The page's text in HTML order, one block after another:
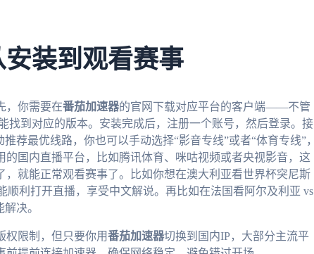
装到观看赛事
，你需要在番茄加速器的官网下载对应平台的客户端——不管
找到对应的版本。安装完成后，注册一个账号，然后登录。接
荐最优线路，你也可以手动选择“影音专线”或者“体育专线”，
国内直播平台，比如腾讯体育、咪咕视频或者央视影音，这
，就能正常观看赛事了。比如你想在澳大利亚看世界杯突尼斯
顺利打开直播，享受中文解说。再比如在法国看阿尔及利亚 vs
决。
权限制，但只要你用番茄加速器切换到国内IP，大部分主流平